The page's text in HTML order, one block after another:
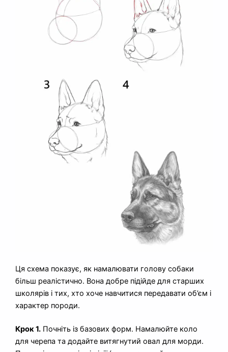
Ця схема показує, як намалювати голову собаки
більш реалістично. Вона добре підійде для старших
школярів і тих, хто хоче навчитися передавати об’єм і
характер породи.
Крок 1. Почніть із базових форм. Намалюйте коло
для черепа та додайте витягнутий овал для морди.